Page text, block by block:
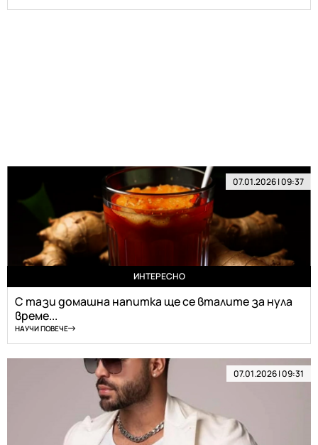
07.01.2026 | 09:37
ИНТЕРЕСНО
С тази домашна напитка ще се вталите за нула
време...
НАУЧИ ПОВЕЧЕ
07.01.2026 | 09:31